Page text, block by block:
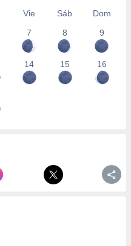
Vie Sáb
Dom
7
8 9
14 15 16